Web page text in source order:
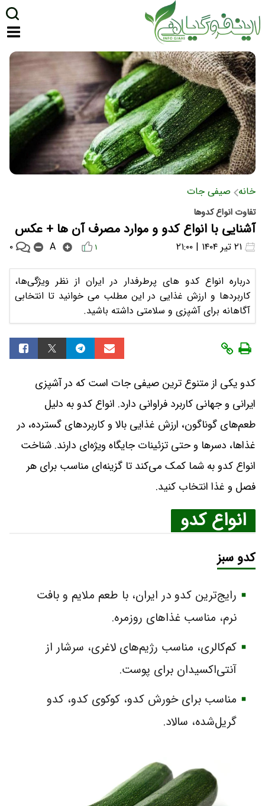
خانه صیفی جات
تفاوت انواع کدوها
آشنایی با انواع کدو و موارد مصرف آن ها + عکس
۱ A ۰
درباره انواع کدو های پرطرفدار در ایران از نظر ویژگی‌ها،
کاربردها و ارزش غذایی در این مطلب می خوانید تا انتخابی
آگاهانه برای آشپزی و سلامتی داشته باشید.
کدو یکی از متنوع‌ ترین صیفی جات است که در آشپزی
ایرانی و جهانی کاربرد فراوانی دارد. انواع کدو به دلیل
طعم‌های گوناگون، ارزش غذایی بالا و کاربردهای گسترده، در
غذاها، دسرها و حتی تزئینات جایگاه ویژه‌ای دارند. شناخت
انواع کدو به شما کمک می‌کند تا گزینه‌ای مناسب برای هر
فصل و غذا انتخاب کنید.
انواع کدو
کدو سبز
رایج‌ترین کدو در ایران، با طعم ملایم و بافت
نرم، مناسب غذاهای روزمره.
کم‌کالری، مناسب رژیم‌های لاغری، سرشار از
آنتی‌اکسیدان برای پوست.
مناسب برای خورش کدو، کوکوی کدو، کدو
گریل‌شده، سالاد.